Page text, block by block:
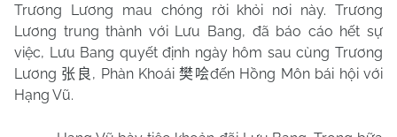
Trương Lương mau chóng rời khỏi nơi này. Trương
Lương trung thành với Lưu Bang, đã báo cáo hết sự
việc, Lưu Bang quyết định ngày hôm sau cùng Trương
Lương 张良 , Phàn Khoái樊哙đến Hồng Môn bái hội với
Hạng Vũ.